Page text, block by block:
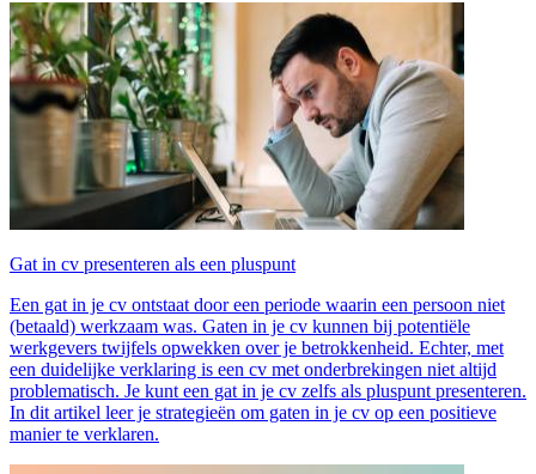
Gat in cv presenteren als een pluspunt
Een gat in je cv ontstaat door een periode waarin een persoon niet
(betaald) werkzaam was. Gaten in je cv kunnen bij potentiële
werkgevers twijfels opwekken over je betrokkenheid. Echter, met
een duidelijke verklaring is een cv met onderbrekingen niet altijd
problematisch. Je kunt een gat in je cv zelfs als pluspunt presenteren.
In dit artikel leer je strategieën om gaten in je cv op een positieve
manier te verklaren.